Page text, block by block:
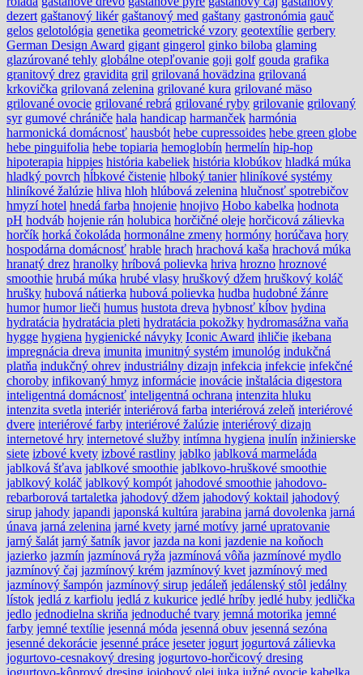
dezert gaštanový likér gaštanový med gaštany gastronómia gauč
gelos gelotológia genetika geometrické vzory geotextílie gerbery
German Design Award gigant gingerol ginko biloba glaming
glazúrované tehly globálne otepľovanie goji golf gouda grafika
granitový drez gravidita gril grilovaná hovädzina grilovaná
krkovička grilovaná zelenina grilované kura grilované mäso
grilované ovocie grilované rebrá grilované ryby grilovanie grilovaný
syr gumové chrániče hala handicap harmanček harmónia
harmonická domácnosť hausbót hebe cupressoides hebe green globe
hebe pinguifolia hebe topiaria hemoglobín hermelín hip-hop
hipoterapia hippies história kabeliek história klobúkov hladká múka
hladký povrch hĺbkové čistenie hlboký tanier hliníkové systémy
hliníkové žalúzie hliva hloh hlúbová zelenina hlučnosť spotrebičov
hmyzí hotel hnedá farba hnojenie hnojivo Hobo kabelka hodnota
pH hodváb hojenie rán holubica horčičné oleje horčicová zálievka
horčík horká čokoláda hormonálne zmeny hormóny horúčava hory
hospodárna domácnosť hrable hrach hrachová kaša hrachová múka
hranatý drez hranolky hríbová polievka hriva hrozno hroznové
smoothie hrubá múka hrubé vlasy hruškový džem hruškový koláč
hrušky hubová nátierka hubová polievka hudba hudobné žánre
humor humor lieči humus hustota dreva hybnosť kĺbov hydina
hydratácia hydratácia pleti hydratácia pokožky hydromasážna vaňa
hygge hygiena hygienické návyky Iconic Award ihličie ikebana
impregnácia dreva imunita imunitný systém imunológ indukčná
platňa indukčný ohrev industriálny dizajn infekcia infekcie infekčné
choroby infikovaný hmyz informácie inovácie inštalácia digestora
inteligentná domácnosť inteligentná ochrana intenzita hluku
intenzita svetla interiér interiérová farba interiérová zeleň interiérové
dvere interiérové farby interiérové žalúzie interiérový dizajn
internetové hry internetové služby intímna hygiena inulín inžinierske
siete izbové kvety izbové rastliny jablko jablková marmeláda
jablková šťava jablkové smoothie jablkovo-hruškové smoothie
jablkový koláč jablkový kompót jahodové smoothie jahodovo-
rebarborová tartaletka jahodový džem jahodový koktail jahodový
sirup jahody japandi japonská kultúra jarabina jarná dovolenka jarná
únava jarná zelenina jarné kvety jarné motívy jarné upratovanie
jarný šalát jarný šatník javor jazda na koni jazdenie na koňoch
jazierko jazmín jazmínová ryža jazmínová vôňa jazmínové mydlo
jazmínový čaj jazmínový krém jazmínový kvet jazmínový med
jazmínový šampón jazmínový sirup jedáleň jedálenský stôl jedálny
lístok jedlá z karfiolu jedlá z kukurice jedlé hríby jedlé huby jedlička
jedlo jednodielna skriňa jednoduché tvary jemná motorika jemné
farby jemné textílie jesenná móda jesenná obuv jesenná sezóna
jesenné dekorácie jesenné práce jeseter jogurt jogurtová zálievka
jogurtovo-cesnakový dresing jogurtovo-horčicový dresing